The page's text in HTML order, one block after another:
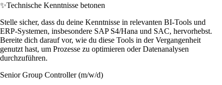
✨Technische Kenntnisse betonen
Stelle sicher, dass du deine Kenntnisse in relevanten BI-Tools und
ERP-Systemen, insbesondere SAP S4/Hana und SAC, hervorhebst.
Bereite dich darauf vor, wie du diese Tools in der Vergangenheit
genutzt hast, um Prozesse zu optimieren oder Datenanalysen
durchzuführen.
Senior Group Controller (m/w/d)